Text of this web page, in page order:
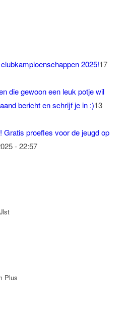
2025!17
die gewoon een leuk potje wil
bericht en schrijf je in :)13
Gratis proefles voor de jeugd op
- 22:57
Plus